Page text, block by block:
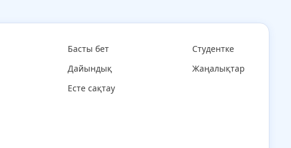
Басты бет
Дайындық
Есте сақтау
Студентке
Жаңалықтар